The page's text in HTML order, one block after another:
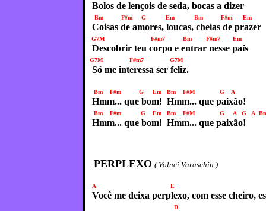
Bolos de lençois de seda, bocas a dizer
Bm F#m G Em Bm F#m Em
Coisas de amores, loucas, cheias de prazer
G7M F#m7 Bm F#m7 Em
Descobrir teu corpo e entrar nesse país
G7M F#m7 G7M
Só me interessa ser feliz.
Bm F#m G Em Bm F#M G A
Hmm... que bom! Hmm... que paixão!
Bm F#m G Em Bm F#M G A G A
Hmm... que bom! Hmm... que paixão!
PERPLEXO ( Volnei Varaschin )
A E
Você me deixa perplexo, com esse cheiro,
D